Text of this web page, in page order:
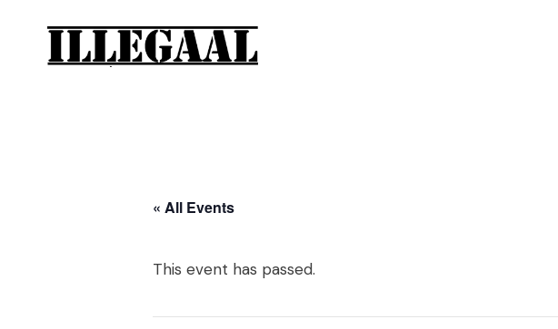
« All Events
This event has passed.